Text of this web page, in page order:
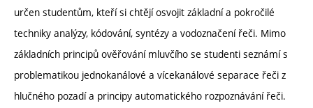
určen studentům, kteří si chtějí osvojit základní a pokročilé
techniky analýzy, kódování, syntézy a vodoznačení řeči. Mimo
základních principů ověřování mluvčího se studenti seznámí s
problematikou jednokanálové a vícekanálové separace řeči z
hlučného pozadí a principy automatického rozpoznávání řeči.